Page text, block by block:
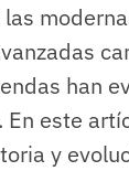
han
este
y